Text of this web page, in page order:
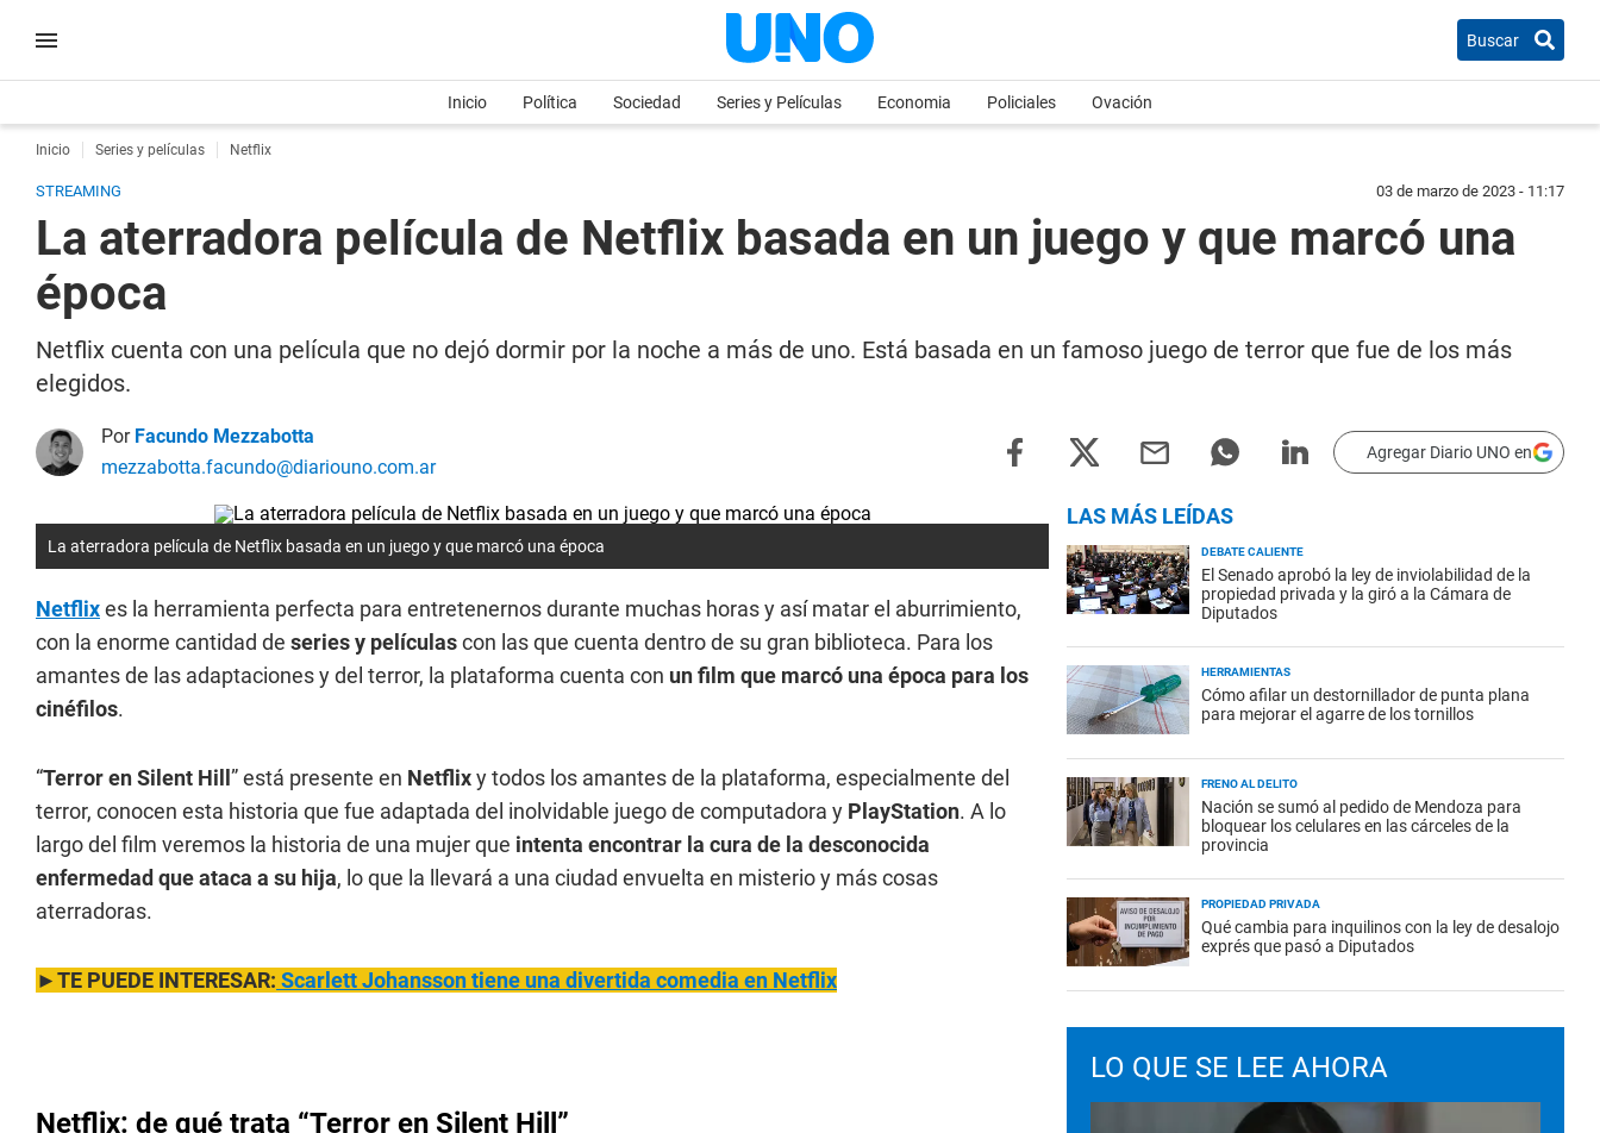
Buscar
Inicio Política Sociedad Series y Películas Economia Policiales Ovación
Inicio Series y películas Netflix
STREAMING 03 de marzo de 2023 - 11:17
La aterradora película de Netflix basada en un juego y que marcó una
época
Netflix cuenta con una película que no dejó dormir por la noche a más de uno. Está basada en un famoso juego de terror que fue de los más
elegidos.
Por Facundo Mezzabotta
mezzabotta.facundo@diariouno.com.ar
Agregar Diario UNO en
La aterradora película de Netflix basada en un juego y que marcó una época
Netflixes la herramienta perfecta para entretenernos durante muchas horas y así matar el aburrimiento,
con la enorme cantidad de series y películascon las que cuenta dentro de su gran biblioteca. Para los
amantes de las adaptaciones y del terror, la plataforma cuenta con un film que marcó una época para los
cinéfilos.
“Terror en Silent Hill ” está presente en Netflixy todos los amantes de la plataforma, especialmente del
terror, conocen esta historia que fue adaptada del inolvidable juego de computadora y PlayStation. A lo
largo del film veremos la historia de una mujer que intenta encontrar la cura de la desconocida
enfermedad que ataca a su hija, lo que la llevará a una ciudad envuelta en misterio y más cosas
aterradoras.
►TE PUEDE INTERESAR: Scarlett Johansson tiene una divertida comedia en Netflix
Netflix: de qué trata “Terror en Silent Hill”
LAS MÁS LEÍDAS
DEBATE CALIENTE
El Senado aprobó la ley de inviolabilidad de la
propiedad privada y la giró a la Cámara de
Diputados
HERRAMIENTAS
Cómo afilar un destornillador de punta plana
para mejorar el agarre de los tornillos
FRENO AL DELITO
Nación se sumó al pedido de Mendoza para
bloquear los celulares en las cárceles de la
provincia
PROPIEDAD PRIVADA
Qué cambia para inquilinos con la ley de desalojo
exprés que pasó a Diputados
LO QUE SE LEE AHORA